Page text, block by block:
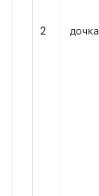
2 дочка